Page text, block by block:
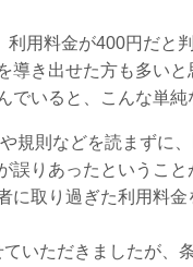
利用料金が400円だと
導き出せた方も多い
でいると、こんな単
規則などを読まずに
誤りあったというこ
に取り過ぎた利用料
いただきましたが、